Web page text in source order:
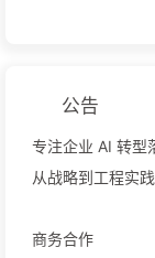
公告
专注企业 AI 转型
从战略到工程实践
商务合作